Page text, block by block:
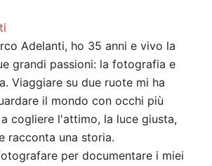
Adelanti, ho 35 anni e vivo la
grandi passioni: la fotografia e
Viaggiare su due ruote mi ha
il mondo con occhi più
cogliere l'attimo, la luce giusta,
racconta una storia.
per documentare i miei